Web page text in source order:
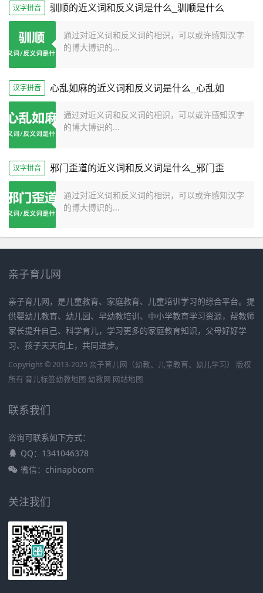
汉字拼音 驯顺的近义词和反义词是什么_驯顺是什么
通过对近义词和反义词的相识，可以或许感知汉字
的博大博识的...
汉字拼音 心乱如麻的近义词和反义词是什么_心乱如
通过对近义词和反义词的相识，可以或许感知汉字
的博大博识的...
汉字拼音 邪门歪道的近义词和反义词是什么_邪门歪
通过对近义词和反义词的相识，可以或许感知汉字
的博大博识的...
亲子育儿网
亲子育儿网，是儿童教育、家庭教育、儿童培训学习的综合平台。提
供婴幼儿教育、幼儿园、早幼教培训、中小学教育学习资源，帮教师
家长提升自己、科学育儿，学习更多的家庭教育知识，父母好好学
习、孩子天天向上，共同进步。
Copyright © 2013-2025 亲子育儿网（幼教、儿童教育、幼儿学习） 版权
所有 育儿标签幼教地图 幼教网 网站地图
联系我们
咨询可联系如下方式：
QQ：1341046378
微信：chinapbcom
关注我们